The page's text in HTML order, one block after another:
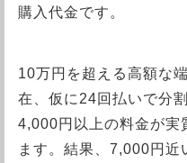
購入代金です。
10万円を超える高額な
在、仮に24回払いで分
4,000円以上の料金が実
ます。結果、7,000円近